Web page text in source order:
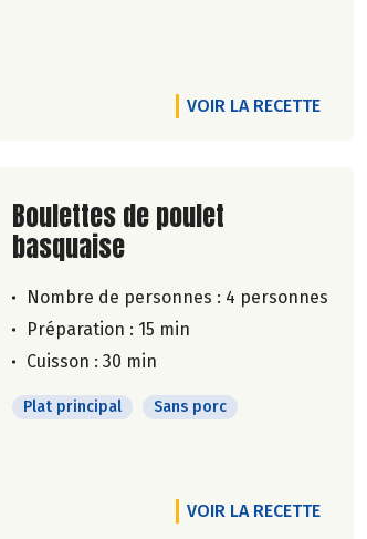
VOIR LA RECETTE
Lire la suite de la recette
Boulettes de poulet
basquaise
Nombre de personnes : 4 personnes
Préparation : 15 min
Cuisson : 30 min
Plat principal Sans porc
VOIR LA RECETTE